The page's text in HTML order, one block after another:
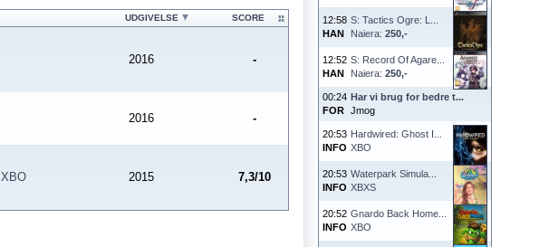
12:58
HAN
S: Tactics Ogre: L...
Naiera: 250,-
12:52
HAN
S: Record Of Agare...
Naiera: 250,-
00:24
FOR
Har vi brug for bedre t...
Jmog
20:53
INFO
Hardwired: Ghost I...
XBO
20:53
INFO
Waterpark Simula...
XBXS
20:52
INFO
Gnardo Back Home...
XBO
UDGIVELSE SCORE
2016 -
2016 -
XBO 2015 7,3/10